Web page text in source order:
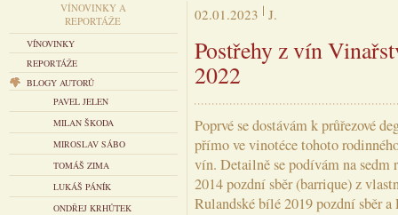
VÍNOVINKY A
REPORTÁŽE
VÍNOVINKY
REPORTÁŽE
BLOGY AUTORŮ
PAVEL JELEN
MILAN ŠKODA
MIROSLAV SÁBO
TOMÁŠ ZIMA
LUKÁŠ PÁNÍK
ONDŘEJ KRHŮTEK
02.01.2023 J.
Postřehy z vín
2022
Poprvé se dostávám k průřezové
přímo ve vinotéce tohoto
vín. Detailně se podívám na
2014 pozdní sběr (barrique) z
Rulandské bílé 2019 pozdní sběr